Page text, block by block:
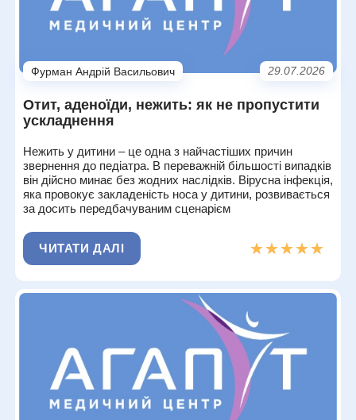
Фурман Андрій Васильович 29.07.2026
Отит, аденоїди, нежить: як не пропустити
ускладнення
Нежить у дитини – це одна з найчастіших причин
звернення до педіатра. В переважній більшості випадків
він дійсно минає без жодних наслідків. Вірусна інфекція,
яка провокує закладеність носа у дитини, розвивається
за досить передбачуваним сценарієм
ЧИТАТИ ДАЛІ ★★★★★
★★★★★